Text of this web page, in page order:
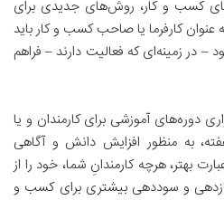
کسب و کار، روش‌های جدیدی برای
کارفرما یا صاحب کسب و کار باید
– در زمینه‌ای که فعالیت دارند – فراهم
دوره‌های آموزشی برای کارمندان و یا
به منظور افزایش دانش و آگاهی
بهتر، هرچه کارمندانِ شما، خود را از
و سوددهی بیشتری برای کسب و